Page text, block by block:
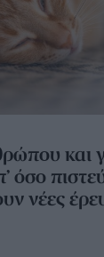
και
όσο
νέες